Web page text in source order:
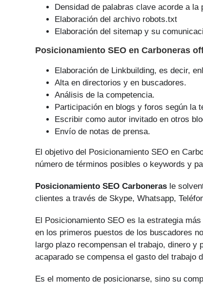
Densidad de palabras clave acorde a la
Elaboración del archivo robots.txt
Elaboración del sitemap y su
Posicionamiento SEO en Carboneras
Elaboración de Linkbuilding, es decir,
Alta en directorios y en buscadores.
Análisis de la competencia.
Participación en blogs y foros según la
Escribir como autor invitado en otros
Envío de notas de prensa.
El objetivo del Posicionamiento SEO en
número de tér­minos posibles o keywords y
Posicionamiento SEO Carboneras le
clientes a través de Skype, Whatsapp,
El Posicionamiento SEO es la estrategia
en los primeros puestos de los buscadores
largo plazo recompensan el trabajo, dinero
acaparado se compensa el gasto del trabajo
Es el momento de posicionarse, sino su